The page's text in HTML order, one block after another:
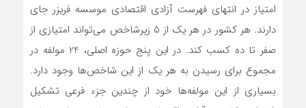
امتیاز در انتهای فهرست آزادی اقتصادی موسسه فریزر جای
دارند. هر کشور در هر یک از 5 زیرشاخص می‌تواند امتیازی از
صفر تا ده کسب کند. در این پنج حوزه اصلی، 24 مولفه در
مجموع برای رسیدن به هر یک از این شاخص‌ها وجود دارد.
بسیاری از این مولفه‌ها خود از چندین جزء فرعی تشکیل